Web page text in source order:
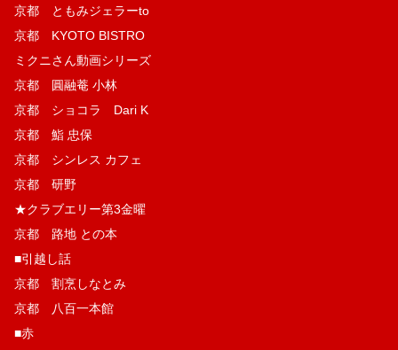
京都 ともみジェラーto
京都 KYOTO BISTRO
ミクニさん動画シリーズ
京都 圓融菴 小林
京都 ショコラ Dari K
京都 鮨 忠保
京都 シンレス カフェ
京都 研野
★クラブエリー第3金曜
京都 路地 との本
■引越し話
京都 割烹しなとみ
京都 八百一本館
■赤